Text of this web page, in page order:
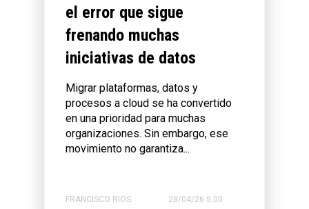
el error que sigue
frenando muchas
iniciativas de datos
Migrar plataformas, datos y
procesos a cloud se ha convertido
en una prioridad para muchas
organizaciones. Sin embargo, ese
movimiento no garantiza...
FRANCISCO RIOS 28/04/26 5:00